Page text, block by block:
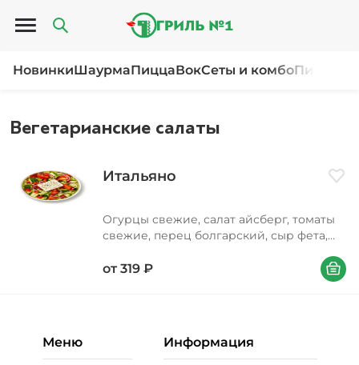
Открыть меню
НовинкиШаурмаПиццаВокСеты и комбоПироги
Вегетарианские салаты
Итальяно
Огурцы свежие, салат айсберг, томаты
свежие, перец болгарский, сыр фета,
красный, орегано
от 319 ₽ В
Меню Информация